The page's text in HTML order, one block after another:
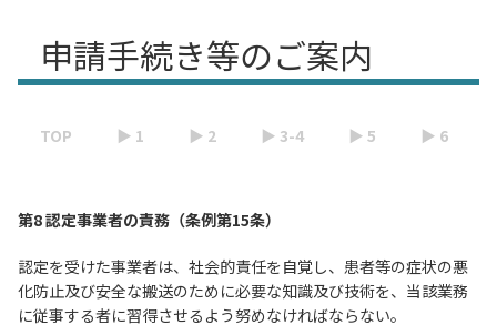
申請手続き等のご案内
TOP ▶ 1 ▶ 2 ▶ 3-4 ▶ 5 ▶ 6
第8 認定事業者の責務（条例第15条）
認定を受けた事業者は、社会的責任を自覚し、患者等の症状の悪
化防止及び安全な搬送のために必要な知識及び技術を、当該業務
に従事する者に習得させるよう努めなければならない。